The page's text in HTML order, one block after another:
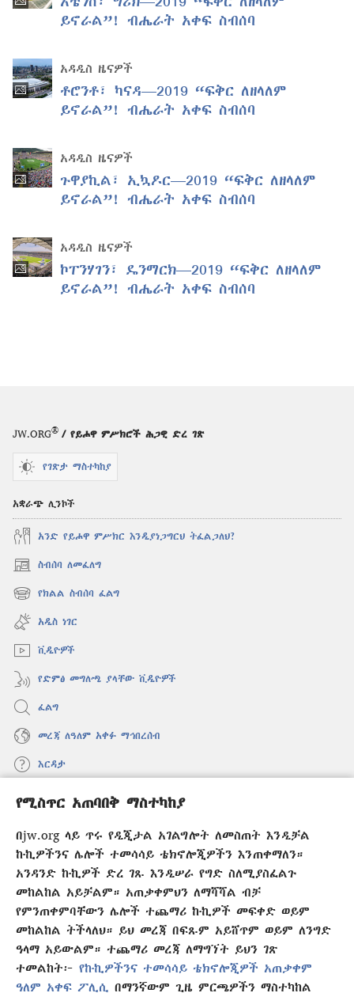
የሚስጥር አጠባበቅ ማስተካከያ
በjw.org ላይ ጥሩ የዲጂታል አገልግሎት ለመስጠት እንዲቻል
ኩኪዎችንና ሌሎች ተመሳሳይ ቴክኖሎጂዎችን እንጠቀማለን።
አንዳንድ ኩኪዎች ድረ ገጹ እንዲሠራ የግድ ስለሚያስፈልጉ
መከልከል አይቻልም። አጠቃቀምህን ለማሻሻል ብቻ
የምንጠቀምባቸውን ሌሎች ተጨማሪ ኩኪዎች መፍቀድ ወይም
መከልከል ትችላለህ። ይህ መረጃ በፍጹም አይሸጥም ወይም ለንግድ
ዓላማ አይውልም። ተጨማሪ መረጃ ለማግኘት ይህን ገጽ
ተመልከት፦ የኩኪዎችንና ተመሳሳይ ቴክኖሎጂዎች አጠቃቀም
ዓለም አቀፍ ፖሊሲ
በማንኛውም ጊዜ ምርጫዎችን ማስተካከል
ይኖራል”! ብሔራት አቀፍ ስብሰባ
አዳዲስ ዜናዎች
ቶሮንቶ፣ ካናዳ—2019 “ፍቅር ለዘላለም
ይኖራል”! ብሔራት አቀፍ ስብሰባ
አዳዲስ ዜናዎች
ጉዋያኪል፣ ኢኳዶር—2019 “ፍቅር ለዘላለም
ይኖራል”! ብሔራት አቀፍ ስብሰባ
አዳዲስ ዜናዎች
ኮፐንሃገን፣ ዴንማርክ—2019 “ፍቅር ለዘላለም
ይኖራል”! ብሔራት አቀፍ ስብሰባ
JW.ORG® / የይሖዋ ምሥክሮች ሕጋዊ ድረ ገጽ
የገጽታ ማስተካከያ
አቋራጭ ሊንኮች
አንድ የይሖዋ ምሥክር እንዲያነጋግርህ ትፈልጋለህ?
ስብሰባ ለመፈለግ
(አዲስ
ዊንዶው
ክፈት)
የክልል ስብሰባ ፈልግ
(አዲስ
ዊንዶው
ክፈት)
አዲስ ነገር
ቪዲዮዎች
የድምፅ መግለጫ ያላቸው ቪዲዮዎች
ፈልግ
መረጃ ለዓለም አቀፉ ማኅበረሰብ
እርዳታ
መዋጮዎች
(አዲስ
ክፈት)
የመጠበቂያ ግንብ የኢንተርኔት ቤተ መጻሕፍት
(አዲስ
ዊንዶው
®
(አዲስ
ዊንዶው
®